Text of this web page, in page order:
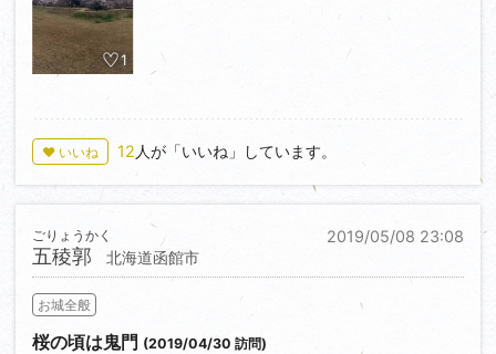
但し、周辺に住む方々の憩いの場なのか、親子連れが
遊んでいる事が有ります。
1
♥ いいね 12 人が「いいね」しています。
2019/05/08 23:08
五稜郭
ごりょうかく
北海道函館市
お城全般
桜の頃は鬼門 (2019/04/30 訪問)